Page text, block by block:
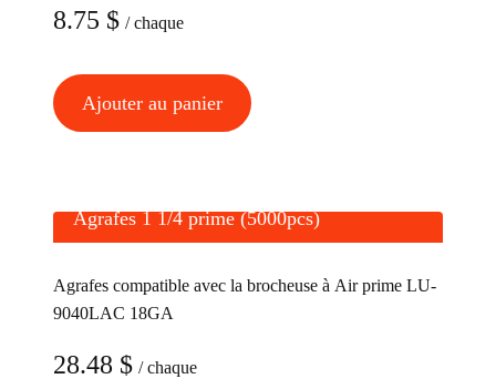
8.75 $ / chaque
Ajouter au panier
Agrafes 1 1/4 prime (5000pcs)
Agrafes compatible avec la brocheuse à Air prime LU-
9040LAC 18GA
28.48 $ / chaque